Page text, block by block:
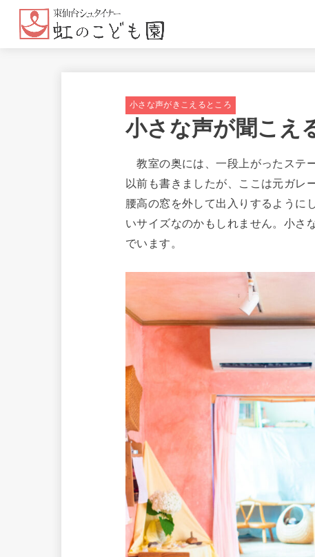
小さな声がきこえるところ
小さな声が聞こえ
教室の奥には、一段上がったステ
以前も書きましたが、ここは元ガレ
腰高の窓を外して出入りするように
いサイズなのかもしれません。小さ
でいます。